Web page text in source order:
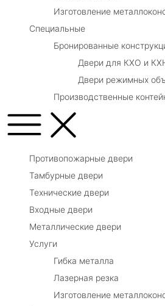
Изготовление
Специальные
Бронированные
Двери для КХО и
Двери режимных
Производственные
Противопожарные двери
Тамбурные двери
Технические двери
Входные двери
Металлические двери
Услуги
Гибка металла
Лазерная резка
Изготовление